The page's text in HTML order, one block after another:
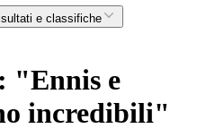
e classifiche
"Ennis e
incredibili"